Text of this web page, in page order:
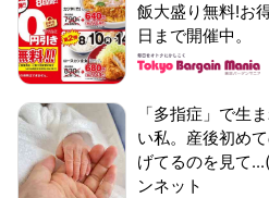
飯大盛り無料!お
日まで開催中。
「多指症」で生
い私。産後初め
げてるのを見て
ンネット